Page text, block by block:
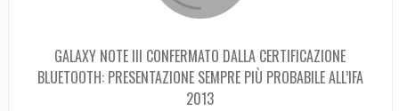
GALAXY NOTE III CONFERMATO DALLA CERTIFICAZIONE
BLUETOOTH: PRESENTAZIONE SEMPRE PIÙ PROBABILE ALL’IFA
2013